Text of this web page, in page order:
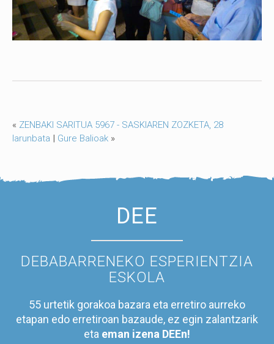
« ZENBAKI SARITUA 5967 - SASKIAREN ZOZKETA, 28
larunbata | Gure Balioak »
DEE
DEBABARRENEKO ESPERIENTZIA
ESKOLA
55 urtetik gorakoa bazara eta erretiro aurreko
etapan edo erretiroan bazaude, ez egin zalantzarik
eta eman izena DEEn!